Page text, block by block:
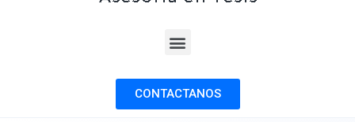
CONTACTANOS